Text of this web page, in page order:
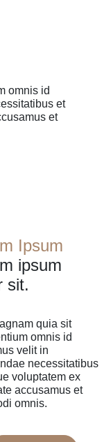
omnis id
et
et
Ipsum
ipsum
sit.
quia sit
omnis id
velit in
necessitatibus
voluptatem ex
accusamus et
omnis.